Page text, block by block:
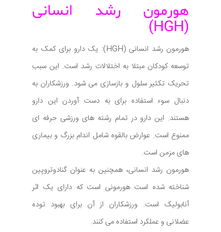
هورمون رشد انسانی
(HGH)
هورمون رشد انسانی (HGH): یک دارو برای کمک به
توسعه کودکان مبتلا به اختلالات رشد است. این سبب
تحریک تکثیر سلول و بازسازی می شود. ورزشکاران به
دنبال سوء استفاده برای به دست آوردن این دارو
هستند. این دارو در تمام رشته های ورزشی حرفه ای
ممنوع است. عوارض بالقوه شامل اندام بزرگ و بیماری
های مزمن است.
هورمون رشد انسانی، همچنین به عنوان گنادوتروپین
شناخته شده است هورمونی است که دارای یک اثر
آنابولیک است. ورزشکاران از آن برای بهبود توده
عضلانی و عملکرد استفاده می کنند.